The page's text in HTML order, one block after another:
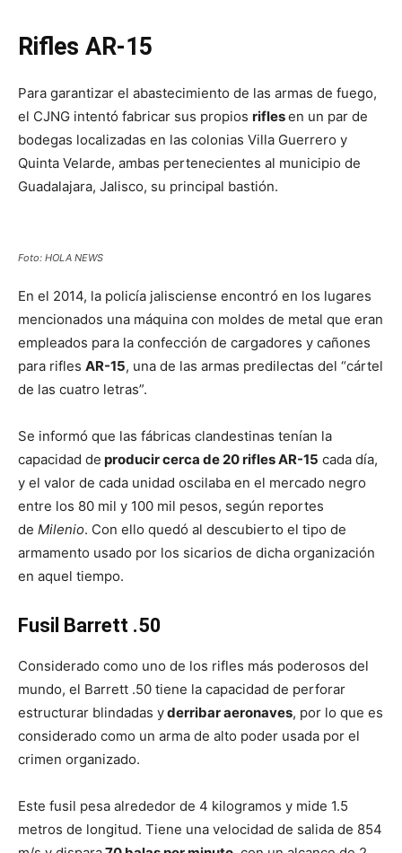
Rifles AR-15
Para garantizar el abastecimiento de las armas de fuego,
el CJNG intentó fabricar sus propios riflesen un par de
bodegas localizadas en las colonias Villa Guerrero y
Quinta Velarde, ambas pertenecientes al municipio de
Guadalajara, Jalisco, su principal bastión.
Foto: HOLA NEWS
En el 2014, la policía jalisciense encontró en los lugares
mencionados una máquina con moldes de metal que eran
empleados para la confección de cargadores y cañones
para rifles AR-15, una de las armas predilectas del “cártel
de las cuatro letras”.
Se informó que las fábricas clandestinas tenían la
capacidad de producir cerca de 20 rifles AR-15 cada día,
y el valor de cada unidad oscilaba en el mercado negro
entre los 80 mil y 100 mil pesos, según reportes
de Milenio. Con ello quedó al descubierto el tipo de
armamento usado por los sicarios de dicha organización
en aquel tiempo.
Fusil Barrett .50
Considerado como uno de los rifles más poderosos del
mundo, el Barrett .50 tiene la capacidad de perforar
estructurar blindadas yderribar aeronaves, por lo que es
considerado como un arma de alto poder usada por el
crimen organizado.
Este fusil pesa alrededor de 4 kilogramos y mide 1.5
metros de longitud. Tiene una velocidad de salida de 854